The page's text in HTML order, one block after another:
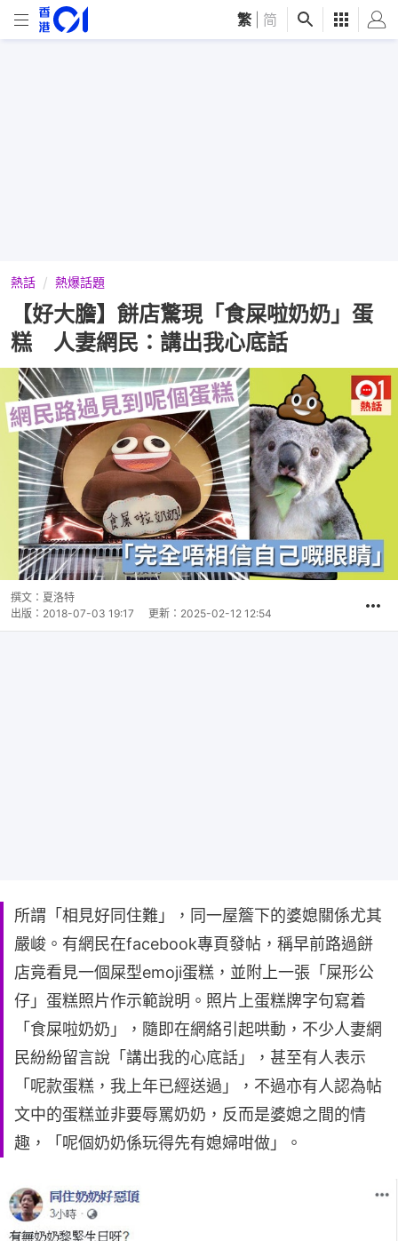
繁 简
熱話 熱爆話題
【好大膽】餅店驚現「食屎啦奶奶」蛋
糕 人妻網民：講出我心底話
撰文： 夏洛特
出版： 2018-07-03 19:17 更新： 2025-02-12 12:54
所謂「相見好同住難」，同一屋簷下的婆媳關係尤其
嚴峻。有網民在facebook專頁發帖，稱早前路過餅
店竟看見一個屎型emoji蛋糕，並附上一張「屎形公
仔」蛋糕照片作示範說明。照片上蛋糕牌字句寫着
「食屎啦奶奶」，隨即在網絡引起哄動，不少人妻網
民紛紛留言說「講出我的心底話」，甚至有人表示
「呢款蛋糕，我上年已經送過」，不過亦有人認為帖
文中的蛋糕並非要辱罵奶奶，反而是婆媳之間的情
趣，「呢個奶奶係玩得先有媳婦咁做」。